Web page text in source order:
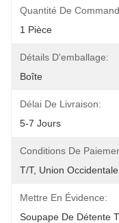
Quantité De
1 Pièce
Détails D'emballage:
Boîte
Délai De Livraison:
5-7 Jours
Conditions De
T/T, Union Occidentale
Mettre En Évidence:
Soupape De Détente